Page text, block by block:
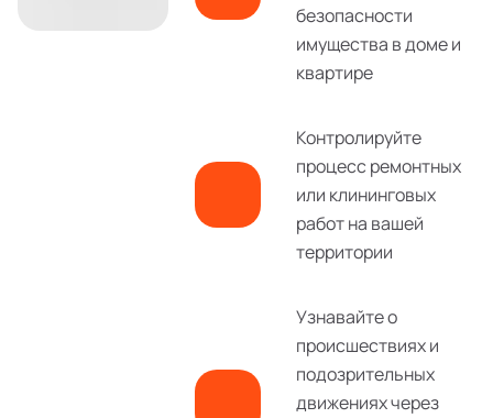
безопасности
имущества в доме и
квартире
Контролируйте
процесс ремонтных
или клининговых
работ на вашей
территории
Узнавайте о
происшествиях и
подозрительных
движениях через